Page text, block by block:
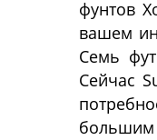
фунтов
вашем
Семь
Сейчас
большим